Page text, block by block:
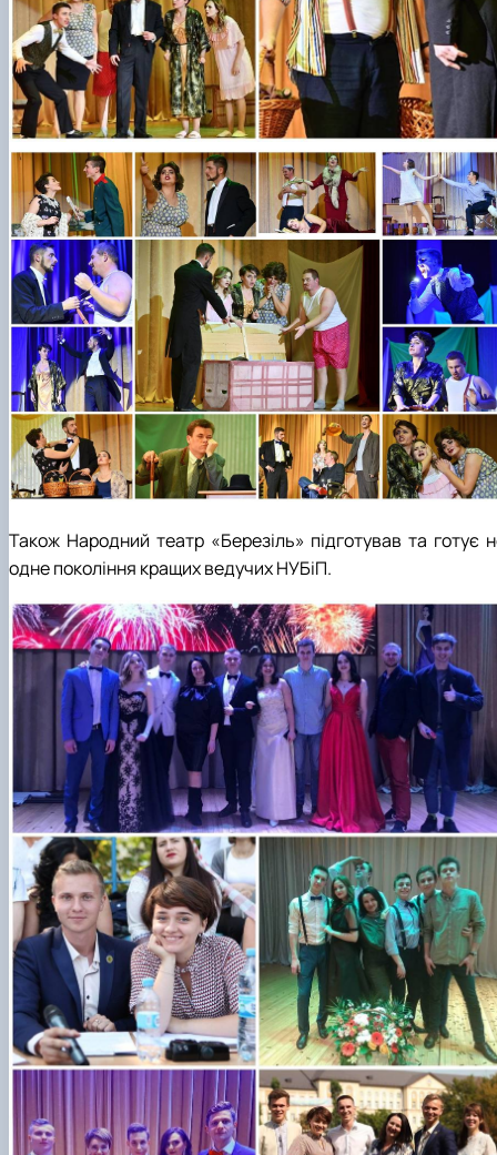
Також Народний театр «Березіль» підготував та готує
одне покоління кращих ведучих НУБіП.